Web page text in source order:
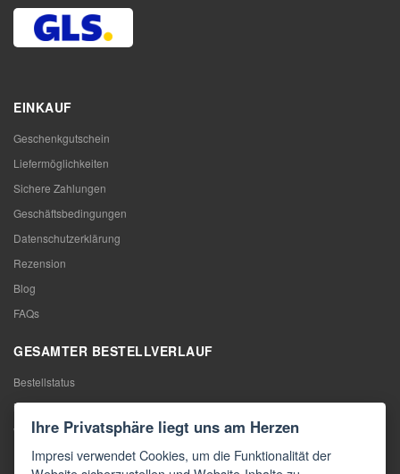
EINKAUF
Geschenkgutschein
Liefermöglichkeiten
Sichere Zahlungen
Geschäftsbedingungen
Datenschutzerklärung
Rezension
Blog
FAQs
GESAMTER BESTELLVERLAUF
Bestellstatus
Meine Bestellung
Warentausch
Rücktritt vom Vertrag
Ihre Privatsphäre liegt uns am Herzen
Impresi verwendet Cookies, um die Funktionalität der